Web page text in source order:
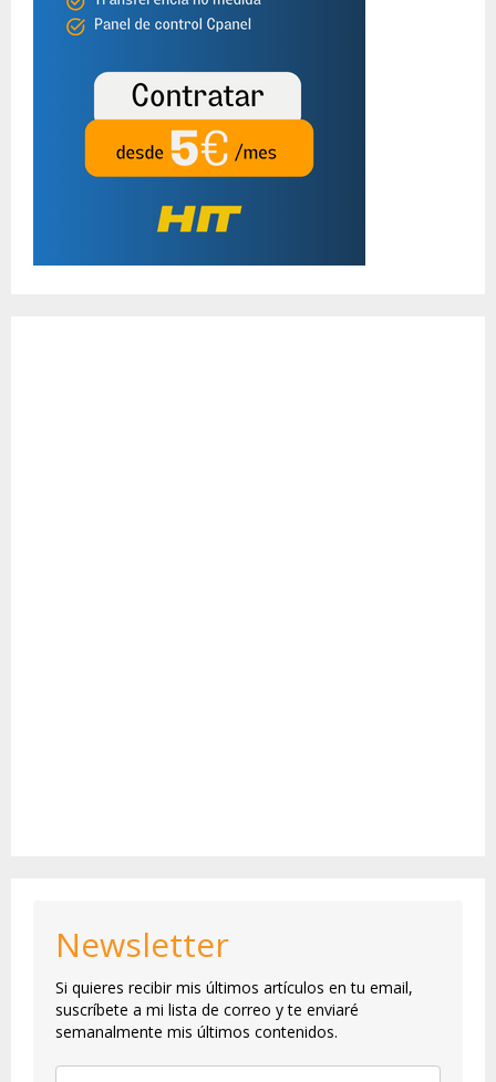
Newsletter
Si quieres recibir mis últimos artículos en tu email,
suscríbete a mi lista de correo y te enviaré
semanalmente mis últimos contenidos.